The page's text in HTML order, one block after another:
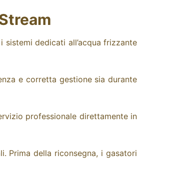
dedicati all’acqua frizzante
e corretta gestione sia durante
professionale direttamente in
Prima della riconsegna, i gasatori